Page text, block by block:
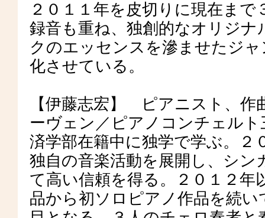
２０１１年を皮切りに現在ま
録音も重ね、独創的なオリジ
クのエッセンスを滲ませたジ
化させている。
【伊藤志宏】 ピアニスト、作
ーヴェン／ピアノコンチェル
済学部在籍中に独学で学ぶ。２
独自の音楽活動を展開し、シ
て高い信頼を得る。２０１２
品から初ソロピアノ作品を続